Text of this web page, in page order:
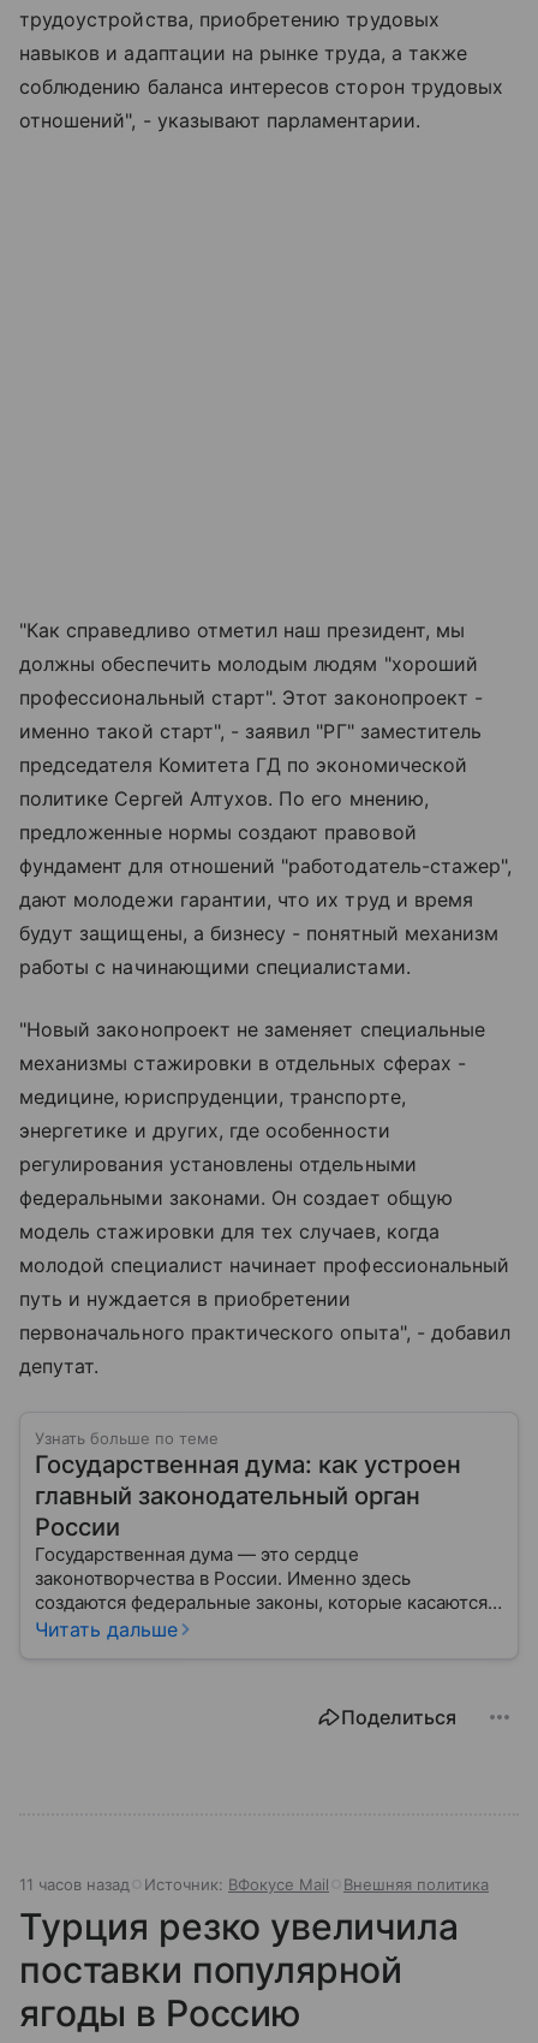
трудоустройства, приобретению трудовых
навыков и адаптации на рынке труда, а также
соблюдению баланса интересов сторон трудовых
отношений", - указывают парламентарии.
"Как справедливо отметил наш президент, мы
должны обеспечить молодым людям "хороший
профессиональный старт". Этот законопроект -
именно такой старт", - заявил "РГ" заместитель
председателя Комитета ГД по экономической
политике Сергей Алтухов. По его мнению,
предложенные нормы создают правовой
фундамент для отношений "работодатель-стажер",
дают молодежи гарантии, что их труд и время
будут защищены, а бизнесу - понятный механизм
работы с начинающими специалистами.
"Новый законопроект не заменяет специальные
механизмы стажировки в отдельных сферах -
медицине, юриспруденции, транспорте,
энергетике и других, где особенности
регулирования установлены отдельными
федеральными законами. Он создает общую
модель стажировки для тех случаев, когда
молодой специалист начинает профессиональный
путь и нуждается в приобретении
первоначального практического опыта", - добавил
депутат.
Узнать больше по теме
Государственная дума: как устроен
главный законодательный орган
России
Государственная дума — это сердце
законотворчества в России. Именно здесь
создаются федеральные законы, которые касаются
жизни каждого гражданина: от образования и
Читать дальше
Поделиться
11 часов назад Источник: ВФокусе Mail Внешняя политика
Турция резко увеличила
поставки популярной
ягоды в Россию